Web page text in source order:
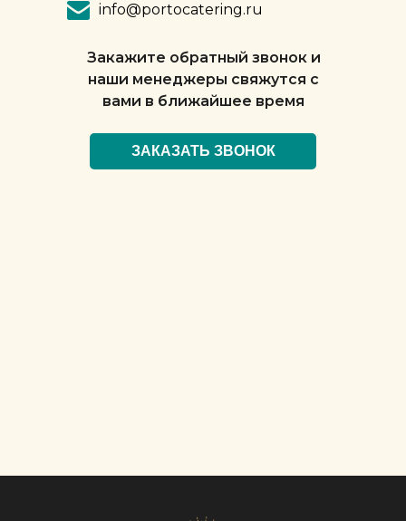
организациям, как надежного
дальнейшее сотрудничество!
Закажите обратный звонок и
наши менеджеры свяжутся с
вами в ближайшее время
ЗАКАЗАТЬ ЗВОНОК
info@portocatering.ru